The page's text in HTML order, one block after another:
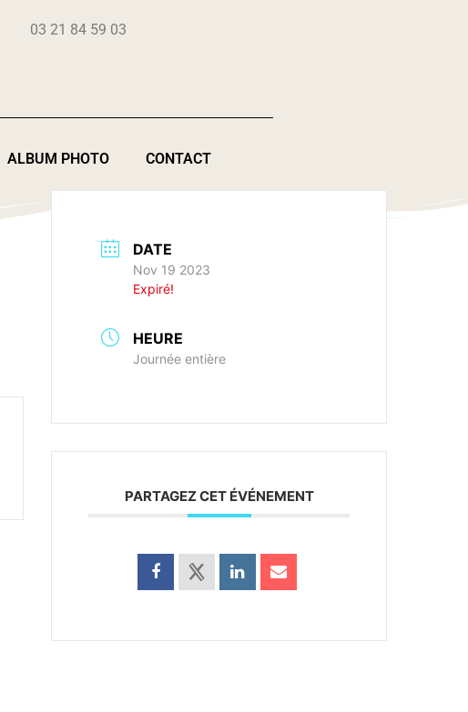
03 21 84 59 03
ALBUM PHOTO CONTACT
DATE
Nov 19 2023
Expiré!
HEURE
Journée entière
PARTAGEZ CET ÉVÉNEMENT